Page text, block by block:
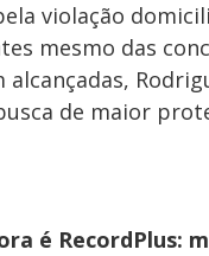
violação
mesmo das
alcançadas,
de maior
é RecordPlus: